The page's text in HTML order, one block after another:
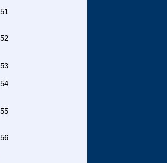
51
52
53
54
55
56